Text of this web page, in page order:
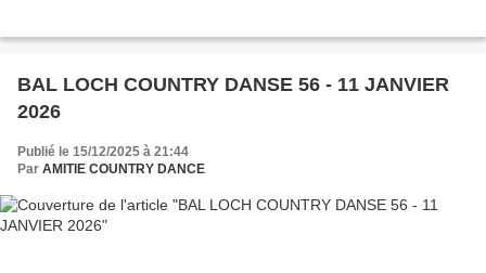
BAL LOCH COUNTRY DANSE 56 - 11 JANVIER
2026
Publié le 15/12/2025 à 21:44
Par AMITIE COUNTRY DANCE